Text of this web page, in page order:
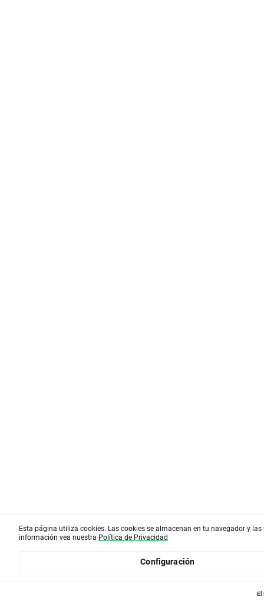
Esta página utiliza cookies. Las cookies se almacenan en tu navegador y
información vea nuestra Política de Privacidad
Configuración
El